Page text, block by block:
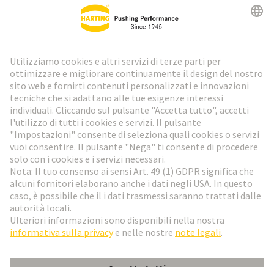
Newsletter HARTING
Vai al registrazione
Social Media
Italia Italiano